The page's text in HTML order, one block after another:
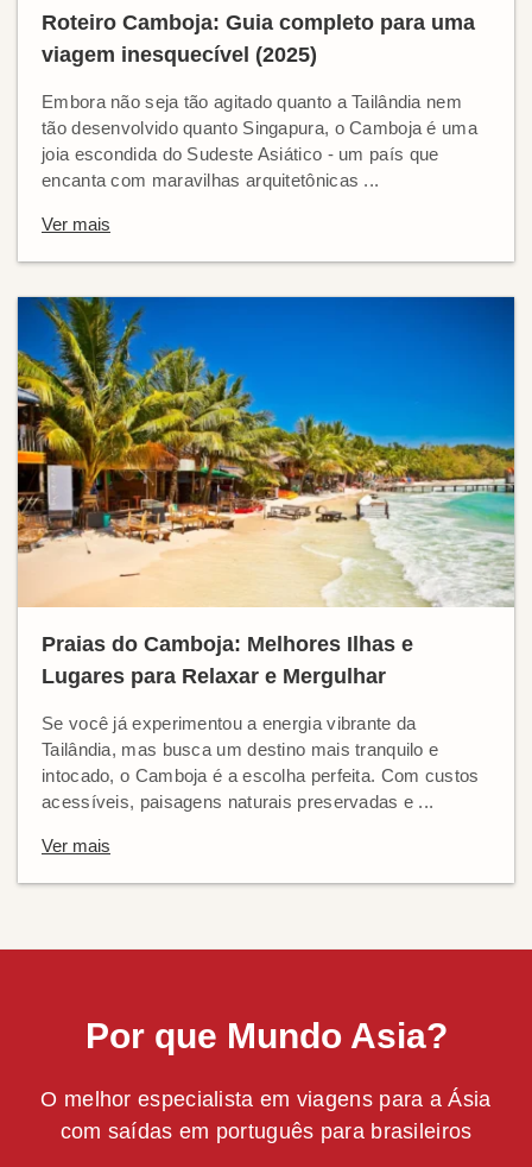
Roteiro Camboja: Guia completo para uma
viagem inesquecível (2025)
Embora não seja tão agitado quanto a Tailândia nem
tão desenvolvido quanto Singapura, o Camboja é uma
joia escondida do Sudeste Asiático - um país que
encanta com maravilhas arquitetônicas ...
Ver mais
Praias do Camboja: Melhores Ilhas e
Lugares para Relaxar e Mergulhar
Se você já experimentou a energia vibrante da
Tailândia, mas busca um destino mais tranquilo e
intocado, o Camboja é a escolha perfeita. Com custos
acessíveis, paisagens naturais preservadas e ...
Ver mais
Por que Mundo Asia?
O melhor especialista em viagens para a Ásia
com saídas em português para brasileiros